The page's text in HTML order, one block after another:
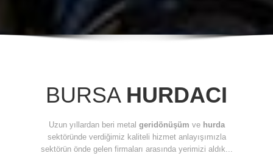
BURSA HURDACI
Uzun yıllardan beri metal geridönüşüm ve hurda
sektöründe verdiğimiz kaliteli hizmet anlayışımızla
sektörün önde gelen firmaları arasında yerimizi aldık...